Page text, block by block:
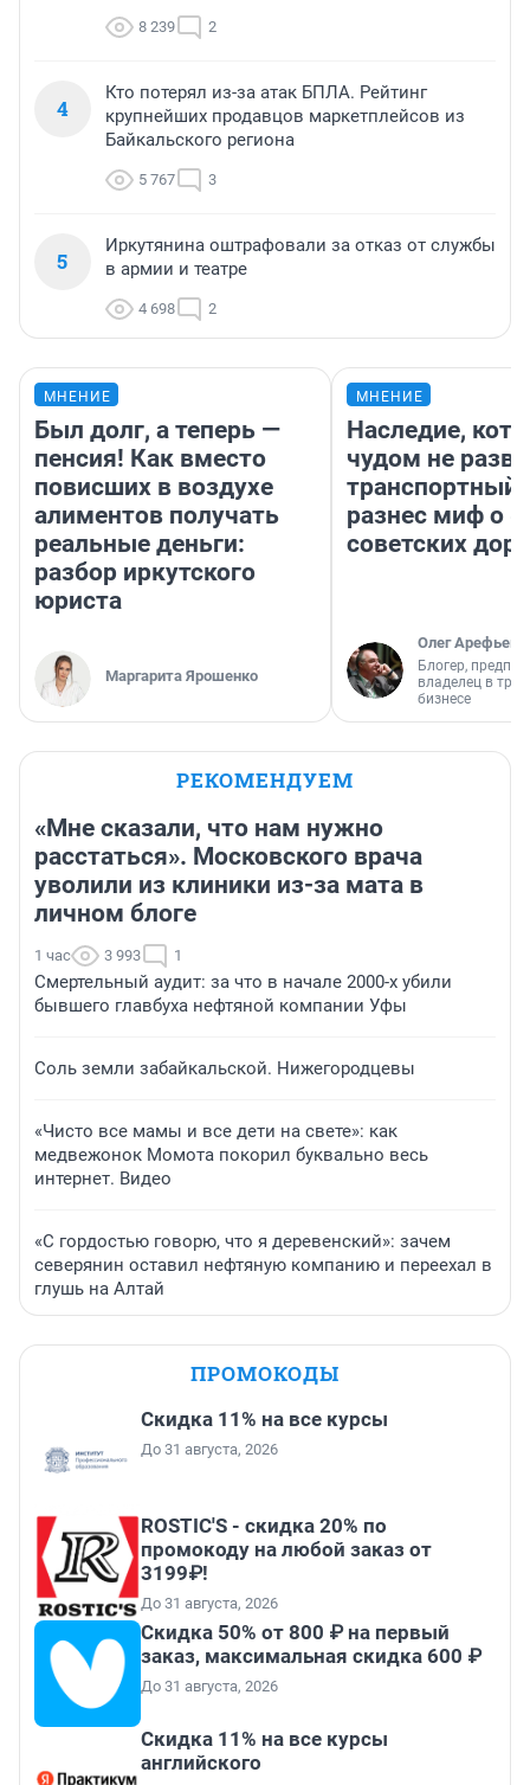
8 239 2
4
Кто потерял из-за атак БПЛА. Рейтинг
крупнейших продавцов маркетплейсов из
Байкальского региона
5 767 3
5
Иркутянина оштрафовали за отказ от службы
в армии и театре
4 698 2
МНЕНИЕ
Был долг, а теперь —
пенсия! Как вместо
повисших в воздухе
алиментов получать
реальные деньги:
разбор иркутского
юриста
Маргарита Ярошенко
МНЕНИЕ
Наследие,
чудом не
транспортный
разнес миф о
советских
Олег Арефьев
Блогер,
владелец в
бизнесе
РЕКОМЕНДУЕМ
«Мне сказали, что нам нужно
расстаться». Московского врача
уволили из клиники из-за мата в
личном блоге
1 час 3 993 1
Смертельный аудит: за что в начале 2000-х убили
бывшего главбуха нефтяной компании Уфы
Соль земли забайкальской. Нижегородцевы
«Чисто все мамы и все дети на свете»: как
медвежонок Момота покорил буквально весь
интернет. Видео
«С гордостью говорю, что я деревенский»: зачем
северянин оставил нефтяную компанию и переехал в
глушь на Алтай
ПРОМОКОДЫ
Скидка 11% на все курсы
До 31 августа, 2026
ROSTIC'S - скидка 20% по
промокоду на любой заказ от
3199₽!
До 31 августа, 2026
Скидка 50% от 800 ₽ на первый
заказ, максимальная скидка 600 ₽
До 31 августа, 2026
Скидка 11% на все курсы
английского